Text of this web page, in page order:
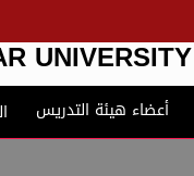
UNIVERSITY
أعضاء هيئة التدريس